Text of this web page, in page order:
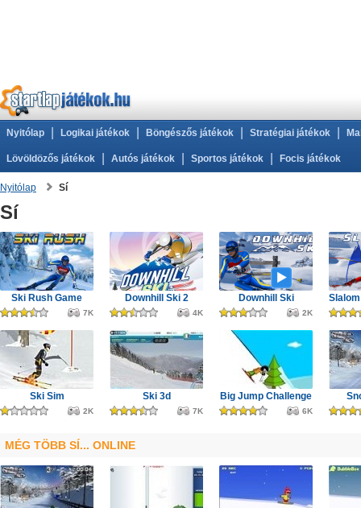
Nyitólap Logikai játékok Böngészős játékok Stratégiai játékok
Lövöldözős játékok Autós játékok Sportos játékok Focis játékok
Nyitólap Sí
Sí
Ski Rush Game
7K
Downhill Ski 2
4K
Downhill Ski
2K
Ski Sim
2K
Ski 3d
7K
Big Jump Challenge
6K
MÉG TÖBB SÍ... ONLINE